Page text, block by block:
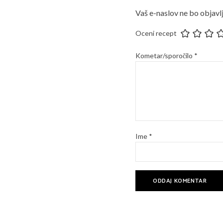
Vaš e-naslov ne bo
Oceni recept
Kometar/sporočilo *
Ime *